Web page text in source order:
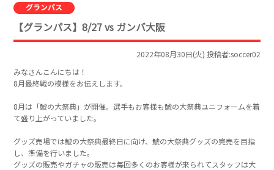
【グランパス】8/27 vs ガンバ大阪
2022年08月30日(火) 投稿者:soccer02
みなさんこんにちは！
8月最終戦の模様をお伝えします。
8月は「鯱の大祭典」が開催。選手もお客様も鯱の大祭典ユニフォームを着
て盛り上がっていました。
グッズ売場では鯱の大祭典最終日に向け、鯱の大祭典グッズの完売を目指
し、準備を行いました。
グッズの販売やガチャの販売は毎回多くのお客様が来られてスタッフは大